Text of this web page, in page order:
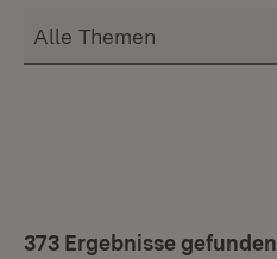
373 Ergebnisse gefunden